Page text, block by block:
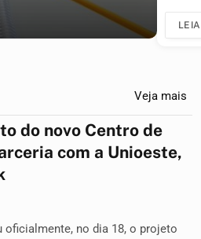
Veja mais
do novo Centro de
com a Unioeste,
no dia 18, o projeto